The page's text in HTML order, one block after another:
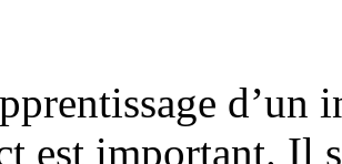
d’un
est important. Il